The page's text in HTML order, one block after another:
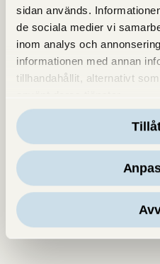
sidan används.
de sociala medier vi
inom analys och
informationen med annan
tillhandahållit, alternativt